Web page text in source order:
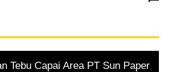
Tebu Capai Area PT Sun Paper